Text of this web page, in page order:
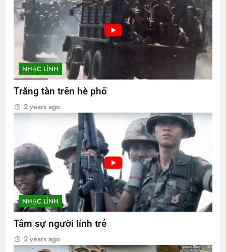
NHẠC LÍNH
Trăng tàn trên hè phố
2 years ago
NHẠC LÍNH
Tâm sự người lính trẻ
2 years ago